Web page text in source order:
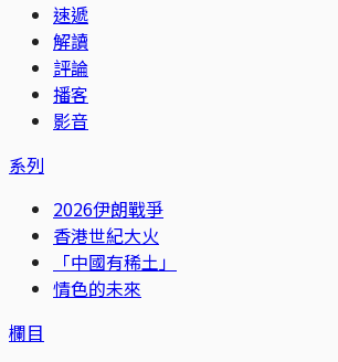
速遞
解讀
評論
播客
影音
系列
2026伊朗戰爭
香港世紀大火
「中國有稀土」
情色的未來
欄目